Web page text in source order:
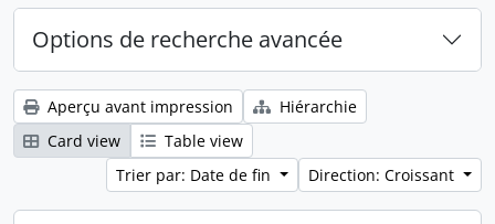
Options de recherche avancée
Aperçu avant impression
Hiérarchie
Card view
Table view
Trier par: Date de fin
Direction: Croissant